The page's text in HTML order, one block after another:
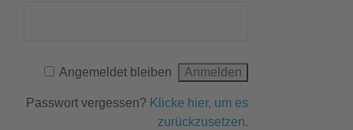
Angemeldet bleiben
Passwort vergessen? Klicke hier, um es
zurückzusetzen.